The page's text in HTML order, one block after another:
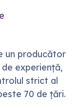
un producător
experiență,
strict al
70 de țări.